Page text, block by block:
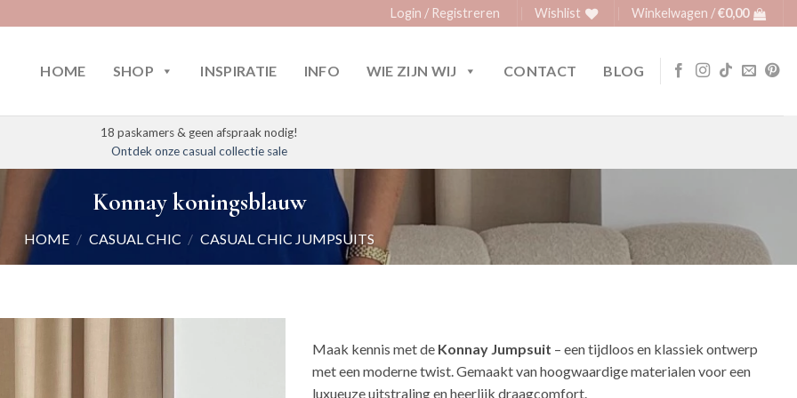
Login / Registreren Wishlist Winkelwagen /€0,00
HOME SHOP INSPIRATIE INFO WIE ZIJN WIJ CONTACT BLOG
18 paskamers & geen afspraak nodig!
Ontdek onze casual collectie sale
Konnay koningsblauw
HOME / CASUAL CHIC / CASUAL CHIC JUMPSUITS
Maak kennis met de Konnay Jumpsuit – een tijdloos en klassiek ontwerp
met een moderne twist. Gemaakt van hoogwaardige materialen voor een
luxueuze uitstraling en heerlijk draagcomfort.